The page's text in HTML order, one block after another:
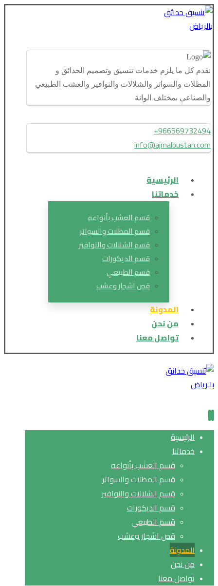
نقدم كل ما يلزم خدمات تنسيق وتصميم الحدائق و
المظلات والسواتر والشلالات والنوافير والعشب الطبيعي
والصناعي بمختلف الوانة
966569732494+
info@ajmalbustan.com
الرئيسية
خدماتنا
قسم العشب بأنواعه
قسم المظلات والسواتر
قسم الشلالات والنوافير
قسم الديكورات
قسم الطبيعي
قص اشجار وعشب
المدونة
من نحن
تواصل معنا
الرئيسية
خدماتنا
قسم العشب بأنواعه
قسم المظلات والسواتر
قسم الشلالات والنوافير
قسم الديكورات
قسم الطبيعي
قص اشجار وعشب
المدونة
من نحن
تواصل معنا